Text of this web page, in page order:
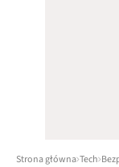
Strona główna Tech